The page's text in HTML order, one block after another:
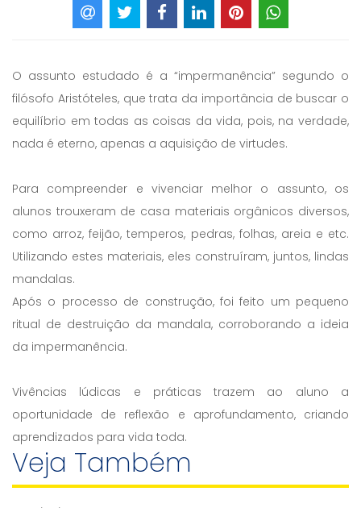
O assunto estudado é a “impermanência” segundo o
filósofo Aristóteles, que trata da importância de buscar o
equilíbrio em todas as coisas da vida, pois, na verdade,
nada é eterno, apenas a aquisição de virtudes.
Para compreender e vivenciar melhor o assunto, os
alunos trouxeram de casa materiais orgânicos diversos,
como arroz, feijão, temperos, pedras, folhas, areia e etc.
Utilizando estes materiais, eles construíram, juntos, lindas
mandalas.
Após o processo de construção, foi feito um pequeno
ritual de destruição da mandala, corroborando a ideia
da impermanência.
Vivências lúdicas e práticas trazem ao aluno a
oportunidade de reflexão e aprofundamento, criando
aprendizados para vida toda.
Veja Também